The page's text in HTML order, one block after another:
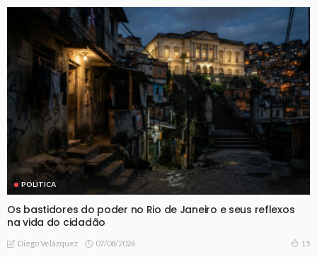
POLITICA
Os bastidores do poder no Rio de Janeiro e seus reflexos
na vida do cidadão
Diego Velázquez 07/08/2026 15